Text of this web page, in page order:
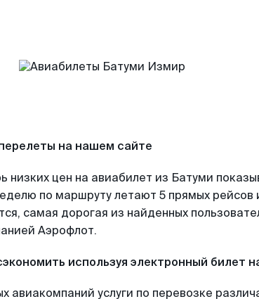
на нашем сайте
низких цен на авиабилет из Батуми
по маршруту летают 5 прямых рейсов
самая дорогая из найденных
Аэрофлот.
используя электронный билет
авиакомпаний услуги по перевозке